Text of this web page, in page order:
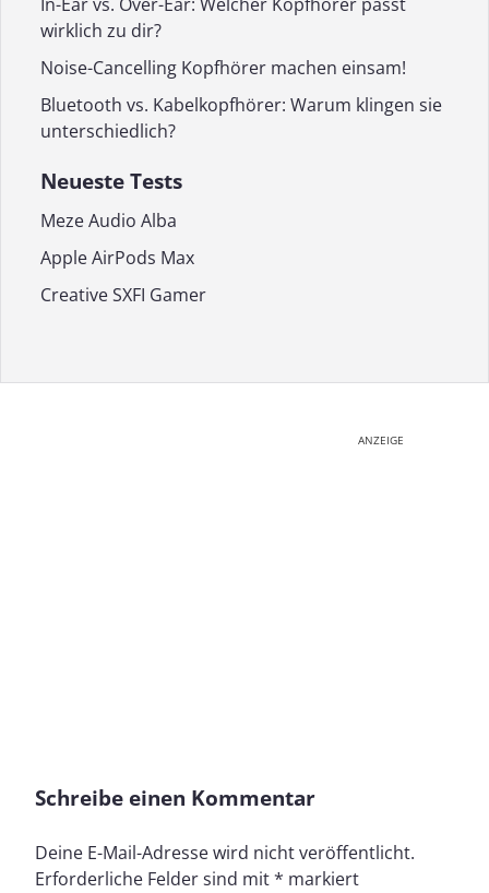
wirklich zu dir?
Noise-Cancelling Kopfhörer machen einsam!
Bluetooth vs. Kabelkopfhörer: Warum klingen sie
unterschiedlich?
Neueste Tests
Meze Audio Alba
Apple AirPods Max
Creative SXFI Gamer
ANZEIGE
Schreibe einen Kommentar
Deine E-Mail-Adresse wird nicht veröffentlicht.
Erforderliche Felder sind mit* markiert